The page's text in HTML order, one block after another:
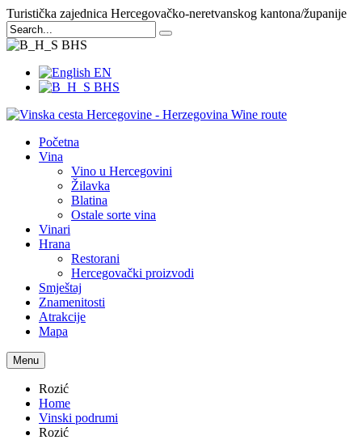
Turistička zajednica Hercegovačko-neretvanskog kantona/županije
BHS
EN
BHS
Početna
Vina
Vino u Hercegovini
Žilavka
Blatina
Ostale sorte vina
Vinari
Hrana
Restorani
Hercegovački proizvodi
Smještaj
Znamenitosti
Atrakcije
Mapa
Menu
Rozić
Home
Vinski podrumi
Rozić